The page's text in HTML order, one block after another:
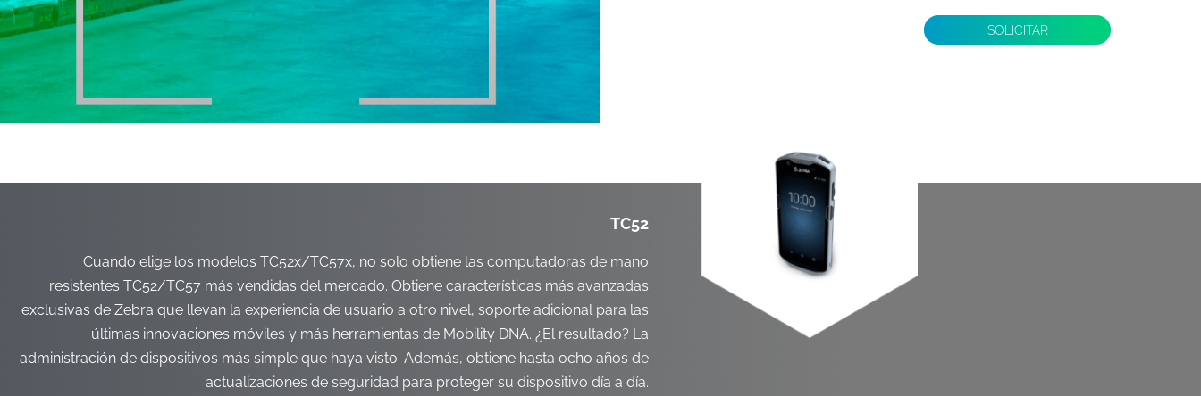
SOLICITAR
TC52
Cuando elige los modelos TC52x/TC57x, no solo obtiene las computadoras de mano
resistentes TC52/TC57 más vendidas del mercado. Obtiene características más avanzadas
exclusivas de Zebra que llevan la experiencia de usuario a otro nivel, soporte adicional para las
últimas innovaciones móviles y más herramientas de Mobility DNA. ¿El resultado? La
administración de dispositivos más simple que haya visto. Además, obtiene hasta ocho años de
actualizaciones de seguridad para proteger su dispositivo día a día.